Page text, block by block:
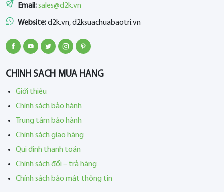
Email:sales@d2k.vn
Website:d2k.vn, d2ksuachuabaotri.vn
CHÍNH SÁCH MUA HÀNG
Giới thiệu
Chính sách bảo hành
Trung tâm bảo hành
Chính sách giao hàng
Qui định thanh toán
Chính sách đổi – trả hàng
Chính sách bảo mật thông tin